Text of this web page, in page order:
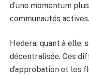
d’une momentum
communautés actives.
Hedera, quant à elle,
décentralisée. Ces
d’approbation et les